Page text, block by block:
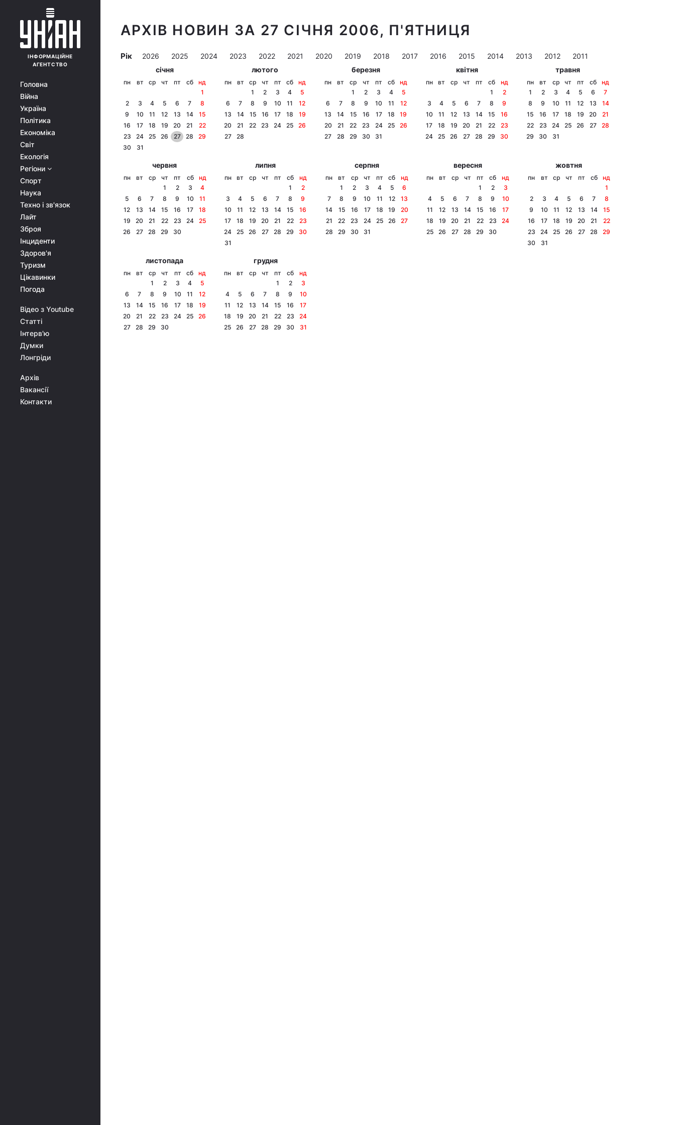
ІНФОРМАЦІЙНЕ
АГЕНТСТВО
Головна
Війна
Україна
Політика
Економіка
Світ
Екологія
Регіони
Спорт
Наука
Техно і зв'язок
Лайт
Зброя
Інциденти
Здоров'я
Туризм
Цікавинки
Погода
Відео з Youtube
Статті
Інтерв'ю
Думки
Лонгріди
Архів
Вакансії
Контакти
АРХІВ НОВИН ЗА 27 СІЧНЯ 2006, П'ЯТНИЦЯ
Рік 2026 2025 2024 2023 2022 2021 2020 2019 2018 2017 2016 2015 2014 2013 2012
2011
січня
пн вт ср чт пт сб
нд
1
2
3 4 5 6 7
8
9
10 11 12 13 14
15
16
17 18 19 20 21
22
23
24 25 26 27 28
29
30
31
лютого
пн вт ср чт пт сб
нд
1
2 3 4
5
6
7 8 9 10 11
12
13
14 15 16 17 18
19
20
21 22 23 24 25
26
27
28
березня
пн вт ср чт пт сб
нд
1
2 3 4
5
6
7 8 9 10 11
12
13
14 15 16 17 18
19
20
21 22 23 24 25
26
27
28 29 30 31
квітня
пн вт ср чт пт сб
нд
1
2
3
4 5 6 7 8
9
10
11 12 13 14 15
16
17
18 19 20 21 22
23
24
25 26 27 28 29 30
травня
пн вт ср чт пт сб
нд
1
2 3 4 5 6
7
8
9 10 11 12 13
14
15
16 17 18 19 20
21
22
23 24 25 26 27
28
29
30 31
червня
пн вт ср чт пт сб
нд
1
2 3
4
5
6 7 8 9 10
11
12
13 14 15 16 17
18
19
20 21 22 23 24
25
26
27 28 29 30
липня
пн вт ср чт пт сб
нд
1
2
3
4 5 6 7 8
9
10
11 12 13 14 15
16
17
18 19 20 21 22
23
24
25 26 27 28 29
30
31
серпня
пн вт ср чт пт сб
нд
1
2 3 4 5
6
7
8 9 10 11 12
13
14
15 16 17 18 19
20
21
22 23 24 25 26
27
28
29 30 31
вересня
пн вт ср чт пт сб
нд
1
2
3
4
5 6 7 8 9
10
11
12 13 14 15 16
17
18
19 20 21 22 23
24
25
26 27 28 29 30
жовтня
пн вт ср чт пт сб
нд
1
2
3 4 5 6 7
8
9
10 11 12 13 14
15
16
17 18 19 20 21
22
23
24 25 26 27 28
29
30
31
листопада
пн вт ср чт пт сб
нд
1
2 3 4
5
6
7 8 9 10 11
12
13
14 15 16 17 18
19
20
21 22 23 24 25
26
27
28 29 30
грудня
пн вт ср чт пт сб
нд
1
2
3
4
5 6 7 8 9
10
11
12 13 14 15 16
17
18
19 20 21 22 23
24
25
26 27 28 29 30 31